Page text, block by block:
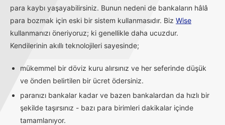
para kaybı yaşayabilirsiniz. Bunun nedeni de bankaların hâlâ
para bozmak için eski bir sistem kullanmasıdır. Biz Wise
kullanmanızı öneriyoruz; ki genellikle daha ucuzdur.
Kendilerinin akıllı teknolojileri sayesinde;
mükemmel bir döviz kuru alırsınız ve her seferinde düşük
ve önden belirtilen bir ücret ödersiniz.
paranızı bankalar kadar ve bazen bankalardan da hızlı bir
şekilde taşırsınız - bazı para birimleri dakikalar içinde
tamamlanıyor.